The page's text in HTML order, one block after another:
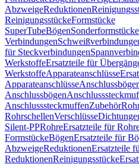
AbzweigeReduktionen
ReinigungsstückeFormstücke
SuperTubeBögenSonderformstücke
Verbindungen
für Steckverbindungen
WerkstoffeErsatzteile für
WerkstoffeApparateanschlüsse
Apparateanschlüsse
Anschlussbögen
AnschlusssteckmuffenZubehör
RohrschellenVerschlüsse
Silent-PPRohreErsatzteile für
FormstückeBögenErsatzteile für
AbzweigeReduktionenErsatzteile
ReduktionenReinigungsstücke